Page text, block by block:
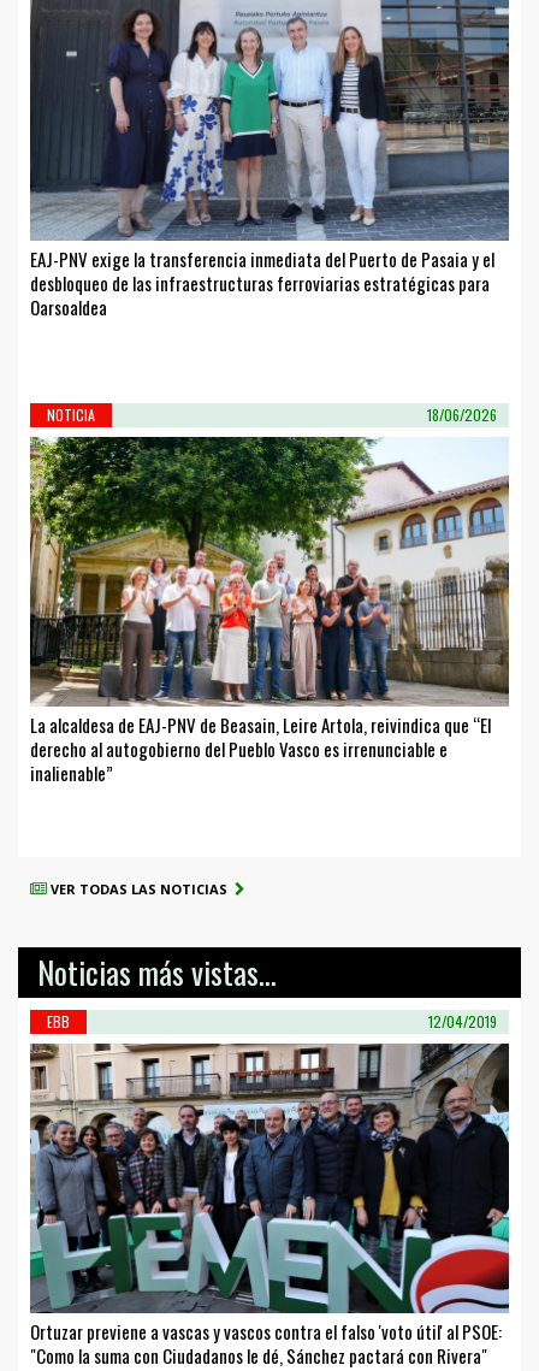
EAJ-PNV exige la transferencia inmediata del Puerto de Pasaia y el
desbloqueo de las infraestructuras ferroviarias estratégicas para
Oarsoaldea
NOTICIA 18/06/2026
La alcaldesa de EAJ-PNV de Beasain, Leire Artola, reivindica que “El
derecho al autogobierno del Pueblo Vasco es irrenunciable e
inalienable”
VER TODAS LAS NOTICIAS
Noticias más vistas...
EBB 12/04/2019
Ortuzar previene a vascas y vascos contra el falso 'voto útil' al PSOE:
"Como la suma con Ciudadanos le dé, Sánchez pactará con Rivera"